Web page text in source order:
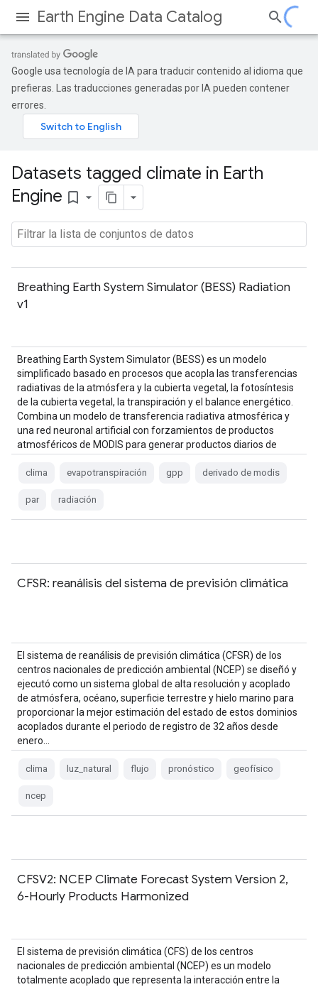
Earth Engine Data Catalog
Google usa tecnología de IA para traducir contenido al idioma que
prefieras. Las traducciones generadas por IA pueden contener
errores.
Datasets tagged climate in Earth
Engine bookmark_border
Breathing Earth System Simulator (BESS) Radiation
v1
Breathing Earth System Simulator (BESS) es un modelo
simplificado basado en procesos que acopla las transferencias
radiativas de la atmósfera y la cubierta vegetal, la fotosíntesis
de la cubierta vegetal, la transpiración y el balance energético.
Combina un modelo de transferencia radiativa atmosférica y
una red neuronal artificial con forzamientos de productos
atmosféricos de MODIS para generar productos diarios de
clima evapotranspiración gpp derivado de modis
par radiación
CFSR: reanálisis del sistema de previsión climática
El sistema de reanálisis de previsión climática (CFSR) de los
centros nacionales de predicción ambiental (NCEP) se diseñó y
ejecutó como un sistema global de alta resolución y acoplado
de atmósfera, océano, superficie terrestre y hielo marino para
proporcionar la mejor estimación del estado de estos dominios
acoplados durante el periodo de registro de 32 años desde
enero…
clima luz_natural flujo pronóstico geofísico
ncep
CFSV2: NCEP Climate Forecast System Version 2,
6-Hourly Products Harmonized
El sistema de previsión climática (CFS) de los centros
nacionales de predicción ambiental (NCEP) es un modelo
totalmente acoplado que representa la interacción entre la